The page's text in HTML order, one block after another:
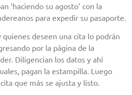
‘haciendo su agosto’ con la
para expedir su pasaporte.
quienes deseen una cita lo podrán
por la página de la
Diligencian los datos y ahí
pagan la estampilla. Luego
que más se ajusta y listo.